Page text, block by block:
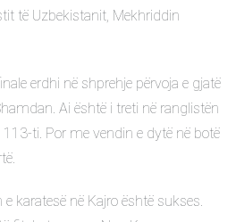
të Uzbekistanit, Mekhriddin
erdhi në shprehje përvoja e gjatë
Ai është i treti në ranglistën
ti. Por me vendin e dytë në botë
karatesë në Kajro është sukses.